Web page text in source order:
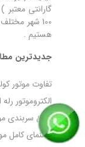
گارانتی
100 شهر
هستیم .
جدیدترین
تفاوت موتور
الکتروموتور
انواع سربندی
راهنمای کامل